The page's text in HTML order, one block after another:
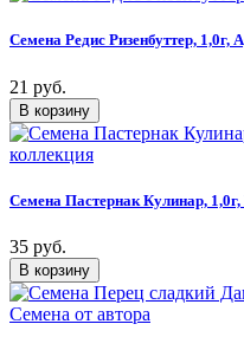
Семена Редис Ризенбуттер, 1,0г,
21 руб.
Семена Пастернак Кулинар,
35 руб.